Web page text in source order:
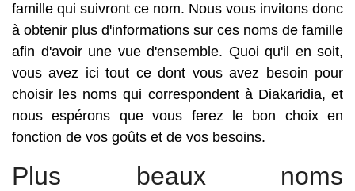
famille qui suivront ce nom. Nous vous invitons donc
à obtenir plus d'informations sur ces noms de famille
afin d'avoir une vue d'ensemble. Quoi qu'il en soit,
vous avez ici tout ce dont vous avez besoin pour
choisir les noms qui correspondent à Diakaridia, et
nous espérons que vous ferez le bon choix en
fonction de vos goûts et de vos besoins.
Plus beaux noms